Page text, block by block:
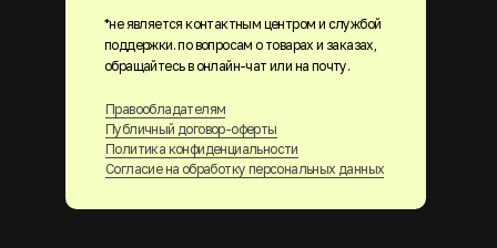
Правообладателям
Публичный договор-оферты
Политика конфиденциальности
Согласие на обработку персональных данных
*не является контактным центром и службой
поддержки. по вопросам о товарах и заказах,
обращайтесь в онлайн-чат или на почту.